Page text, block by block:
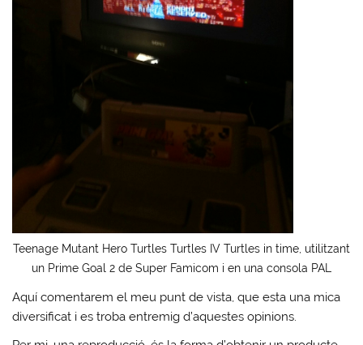
Teenage Mutant Hero Turtles Turtles IV Turtles in time, utilitzant
un Prime Goal 2 de Super Famicom i en una consola PAL
Aquí comentarem el meu punt de vista, que esta una mica
diversificat i es troba entremig d’aquestes opinions.